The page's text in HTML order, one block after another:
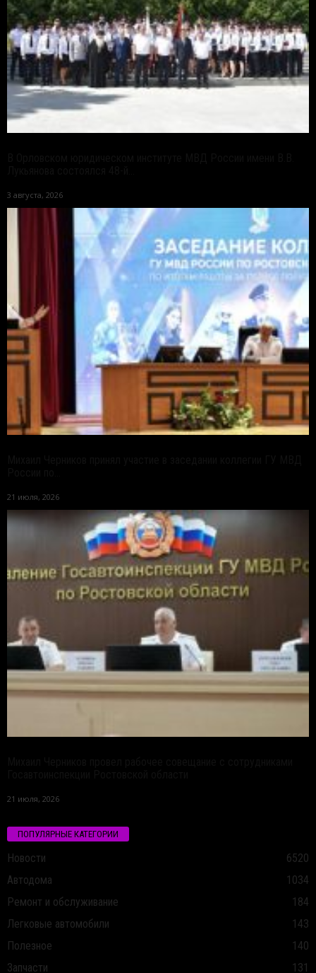
3 августа, 2026
21 июля, 2026
21 июля, 2026
ПОПУЛЯРНЫЕ КАТЕГОРИИ
Новости
6520
Автодома
1034
Ремонт и обслуживание
184
Легковые автомобили
143
Полезное
140
Запчасти
131